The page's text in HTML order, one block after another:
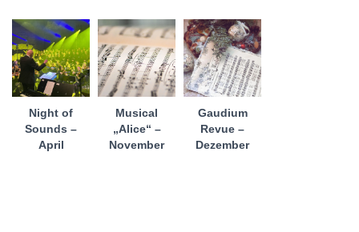
Night of
Sounds –
April
Musical
„Alice“ –
November
Gaudium
Revue –
Dezember